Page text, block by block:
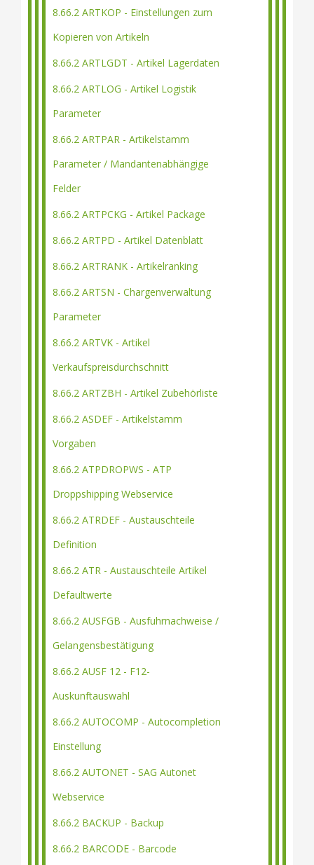
8.66.2 ARTKOP - Einstellungen zum
Kopieren von Artikeln
8.66.2 ARTLGDT - Artikel Lagerdaten
8.66.2 ARTLOG - Artikel Logistik
Parameter
8.66.2 ARTPAR - Artikelstamm
Parameter / Mandantenabhängige
Felder
8.66.2 ARTPCKG - Artikel Package
8.66.2 ARTPD - Artikel Datenblatt
8.66.2 ARTRANK - Artikelranking
8.66.2 ARTSN - Chargenverwaltung
Parameter
8.66.2 ARTVK - Artikel
Verkaufspreisdurchschnitt
8.66.2 ARTZBH - Artikel Zubehörliste
8.66.2 ASDEF - Artikelstamm
Vorgaben
8.66.2 ATPDROPWS - ATP
Droppshipping Webservice
8.66.2 ATRDEF - Austauschteile
Definition
8.66.2 ATR - Austauschteile Artikel
Defaultwerte
8.66.2 AUSFGB - Ausfuhrnachweise /
Gelangensbestätigung
8.66.2 AUSF 12 - F12-
Auskunftauswahl
8.66.2 AUTOCOMP - Autocompletion
Einstellung
8.66.2 AUTONET - SAG Autonet
Webservice
8.66.2 BACKUP - Backup
8.66.2 BARCODE - Barcode